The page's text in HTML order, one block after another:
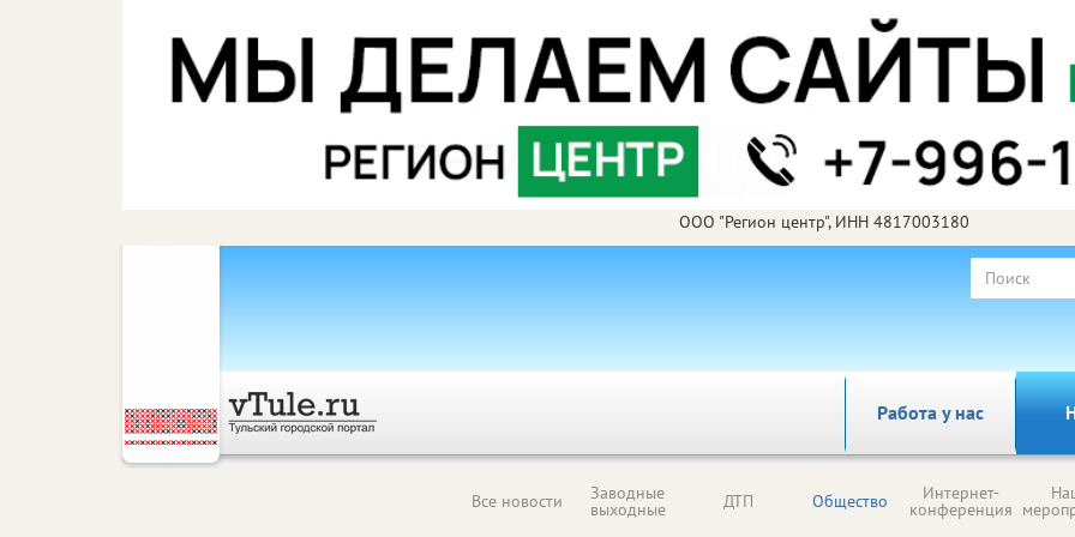
ООО "Регион центр", ИНН 4817003180
Работа у нас
Все новости Заводные
выходные ДТП Общество Интернет-
конференция